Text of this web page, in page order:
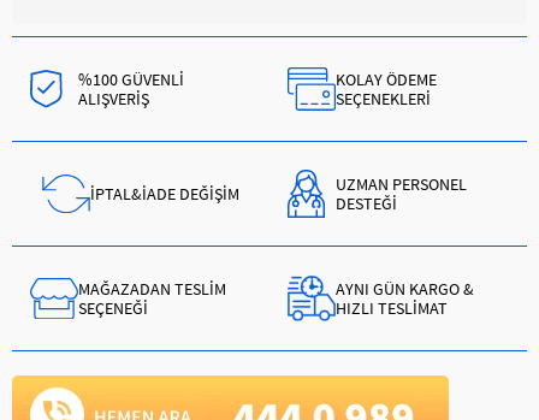
%100 GÜVENLİ
ALIŞVERİŞ
KOLAY ÖDEME
SEÇENEKLERİ
İPTAL&İADE DEĞİŞİM
UZMAN PERSONEL
DESTEĞİ
MAĞAZADAN TESLİM
SEÇENEĞİ
AYNI GÜN KARGO &
HIZLI TESLİMAT